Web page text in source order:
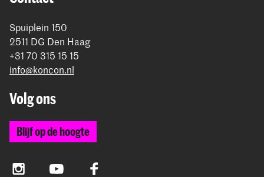
Spuiplein 150
2511 DG Den Haag
+31 70 315 15 15
info@koncon.nl
Volg ons
Blijf op de hoogte
InstagramYouTube Facebook